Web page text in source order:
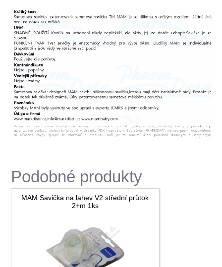
Podobné produkty
MAM Savička na lahev V2 střední průtok
2+m 1ks